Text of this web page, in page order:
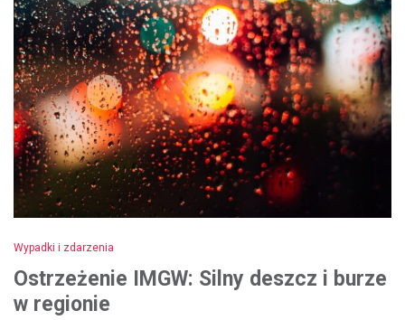
Wypadki i zdarzenia
Ostrzeżenie IMGW: Silny deszcz i burze
w regionie